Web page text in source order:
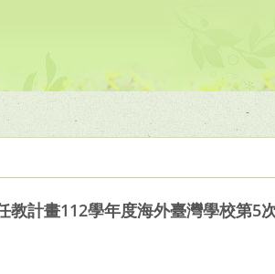
計畫112學年度海外臺灣學校第5